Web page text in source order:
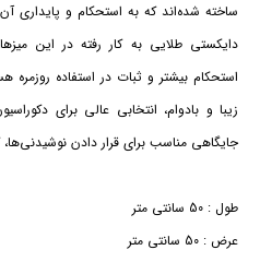
ساخته شده‌اند که به استحکام و پایداری
دایکستی طلایی به کار رفته در این
استحکام بیشتر و ثبات در استفاده
زیبا و بادوام، انتخابی عالی برای
جایگاهی مناسب برای قرار دادن
طول : 50 سانتی متر
عرض : 50 سانتی متر